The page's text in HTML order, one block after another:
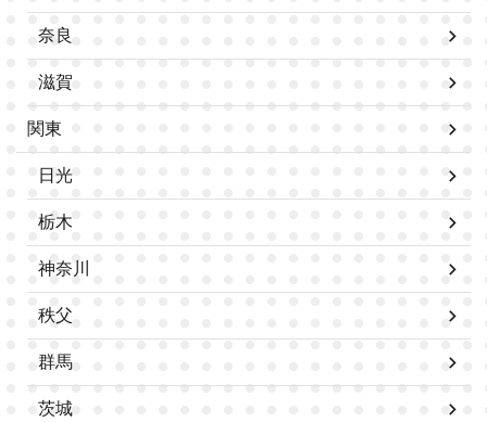
奈良
滋賀
関東
日光
栃木
神奈川
秩父
群馬
茨城